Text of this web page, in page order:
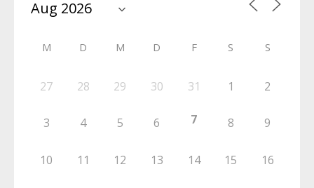
M D M D F S S
27 28 29 30 31 1 2
3 4 5 6 7 8 9
10 11 12 13 14 15 16